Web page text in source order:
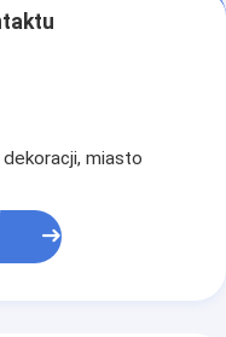
miasto